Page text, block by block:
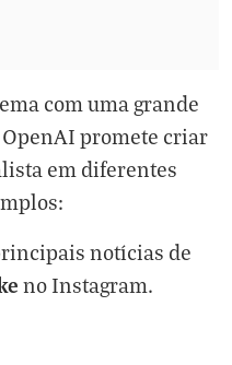
com uma grande
promete criar
em diferentes
notícias de
no Instagram.